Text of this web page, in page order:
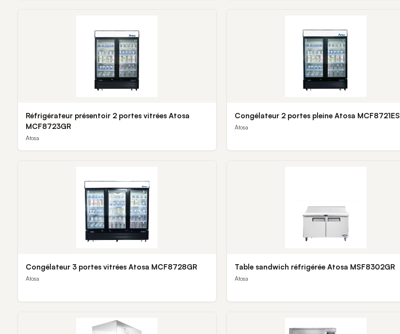
Réfrigérateur présentoir 2 portes vitrées Atosa
MCF8723GR
Atosa
Congélateur 2 portes pleine Atosa MCF8721ES
Atosa
Congélateur 3 portes vitrées Atosa MCF8728GR
Atosa
Table sandwich réfrigérée Atosa MSF8302GR
Atosa